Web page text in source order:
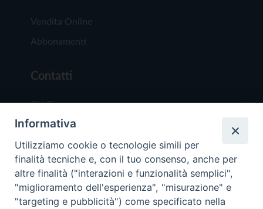
Vendita Online
Abbonamenti
Contatti
Chi Siamo
Redazione
Scrivici
Informativa
Utilizziamo cookie o tecnologie simili per
finalità tecniche e, con il tuo consenso, anche per
altre finalità ("interazioni e funzionalità semplici",
"miglioramento dell'esperienza", "misurazione" e
"targeting e pubblicità") come specificato nella